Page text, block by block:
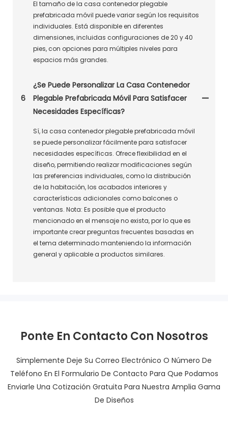
El tamaño de la casa contenedor plegable
prefabricada móvil puede variar según los requisitos
individuales. Está disponible en diferentes
dimensiones, incluidas configuraciones de 20 y 40
pies, con opciones para múltiples niveles para
espacios más grandes.
6
¿Se Puede Personalizar La Casa Contenedor
Plegable Prefabricada Móvil Para Satisfacer
Necesidades Específicas?
Sí, la casa contenedor plegable prefabricada móvil
se puede personalizar fácilmente para satisfacer
necesidades específicas. Ofrece flexibilidad en el
diseño, permitiendo realizar modificaciones según
las preferencias individuales, como la distribución
de la habitación, los acabados interiores y
características adicionales como balcones o
ventanas. Nota: Es posible que el producto
mencionado en el mensaje no exista, por lo que es
importante crear preguntas frecuentes basadas en
el tema determinado manteniendo la información
general y aplicable a productos similares.
Ponte En Contacto Con Nosotros
Simplemente Deje Su Correo Electrónico O Número De
Teléfono En El Formulario De Contacto Para Que Podamos
Enviarle Una Cotización Gratuita Para Nuestra Amplia Gama
De Diseños